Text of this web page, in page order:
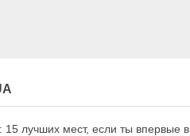
15 лучших мест, если ты впервые